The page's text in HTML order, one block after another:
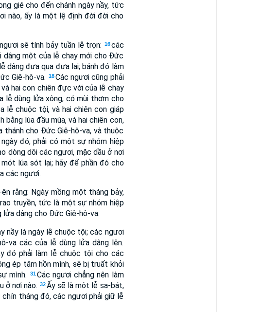
gié cho đến chánh ngày nầy, tức
nào, ấy là một lệ định đời đời cho
sẽ tính bảy tuần lễ trọn: 16 các
dâng một của lễ chay mới cho Ðức
dâng đưa qua đưa lại; bánh đó làm
Giê-hô-va. 18 Các ngươi cũng phải
hai con chiên đực với của lễ chay
lễ dùng lửa xông, có mùi thơm cho
lễ chuộc tội, và hai chiên con giáp
lúa đầu mùa, và hai chiên con,
cho Ðức Giê-hô-va, và thuộc
đó; phải có một sự nhóm hiệp
dòng dõi các ngươi, mặc dầu ở nơi
lúa sót lại; hãy để phần đó cho
các ngươi.
rằng: Ngày mồng một tháng bảy,
truyền, tức là một sự nhóm hiệp
dâng cho Ðức Giê-hô-va.
nầy là ngày lễ chuộc tội; các ngươi
va các của lễ dùng lửa dâng lên.
đó phải làm lễ chuộc tội cho các
ép tâm hồn mình, sẽ bị truất khỏi
mình. 31Các ngươi chẳng nên làm
ở nơi nào. 32Ấy sẽ là một lễ sa-bát,
tháng đó, các ngươi phải giữ lễ